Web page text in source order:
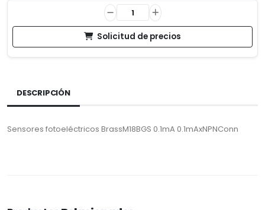
Solicitud de precios
DESCRIPCIÓN
Sensores fotoeléctricos BrassM18BGS 0.1mA 0.1mAxNPNConn